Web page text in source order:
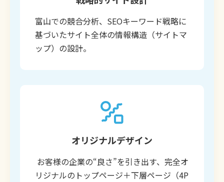
富山での競合分析、SEOキーワード戦略に
基づいたサイト全体の情報構造（サイトマ
ップ）の設計。
オリジナルデザイン
お客様の企業の“良さ”を引き出す、完全オ
リジナルのトップページ＋下層ページ（4P